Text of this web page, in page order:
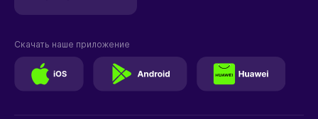
Скачать наше приложение